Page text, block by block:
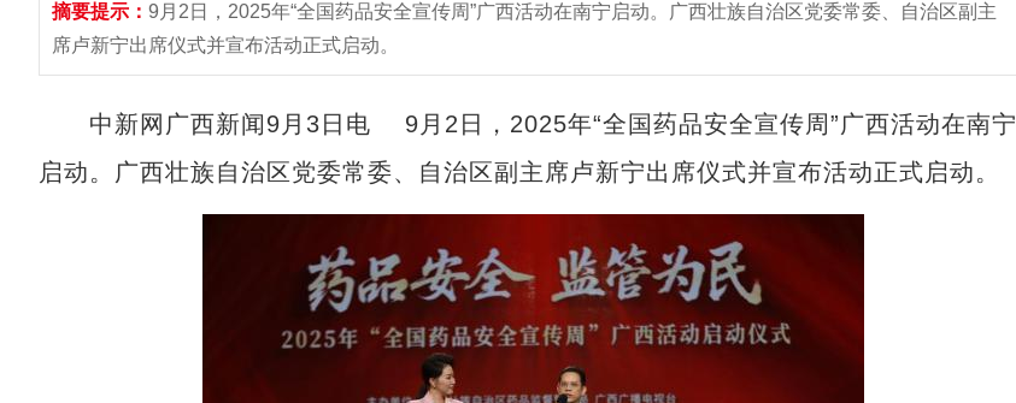
摘要提示： 9月2日，2025年“全国药品安全宣传周”广西活动在南宁启动。广西壮族自治区党委常委、自治区副主
席卢新宁出席仪式并宣布活动正式启动。
中新网广西新闻9月3日电 9月2日，2025年“全国药品安全宣传周”广西活动在南宁
启动。广西壮族自治区党委常委、自治区副主席卢新宁出席仪式并宣布活动正式启动。